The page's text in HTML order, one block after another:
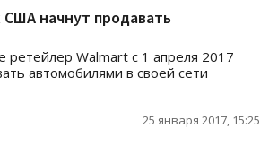
США начнут продавать
Walmart с 1 апреля 2017
автомобилями в своей сети
25 января 2017, 15:25